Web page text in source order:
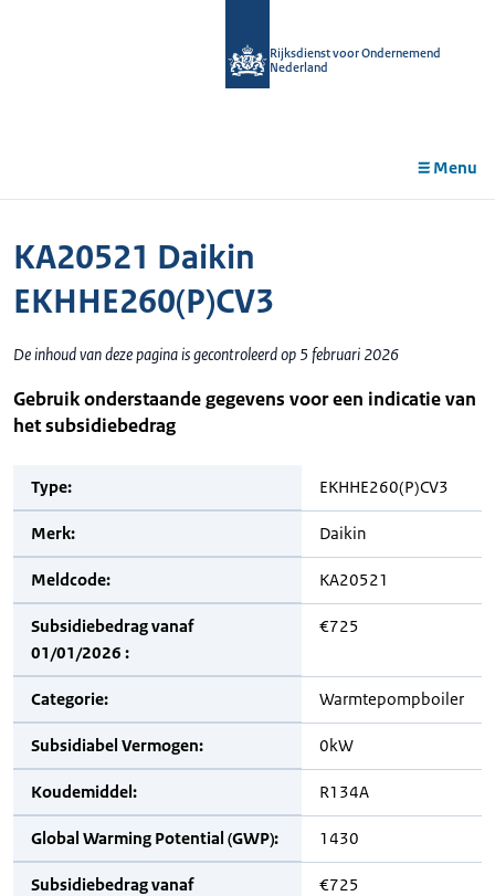
Rijksdienst voor Ondernemend
Nederland
Menu
KA20521 Daikin
EKHHE260(P)CV3
De inhoud van deze pagina is gecontroleerd op 5 februari 2026
Gebruik onderstaande gegevens voor een indicatie van
het subsidiebedrag
Type: EKHHE260(P)CV3
Merk: Daikin
Meldcode: KA20521
Subsidiebedrag vanaf
01/01/2026 :
€725
Categorie: Warmtepompboiler
Subsidiabel Vermogen: 0kW
Koudemiddel: R134A
Global Warming Potential (GWP): 1430
Subsidiebedrag vanaf
€725